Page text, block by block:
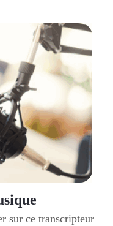
sur ce transcripteur